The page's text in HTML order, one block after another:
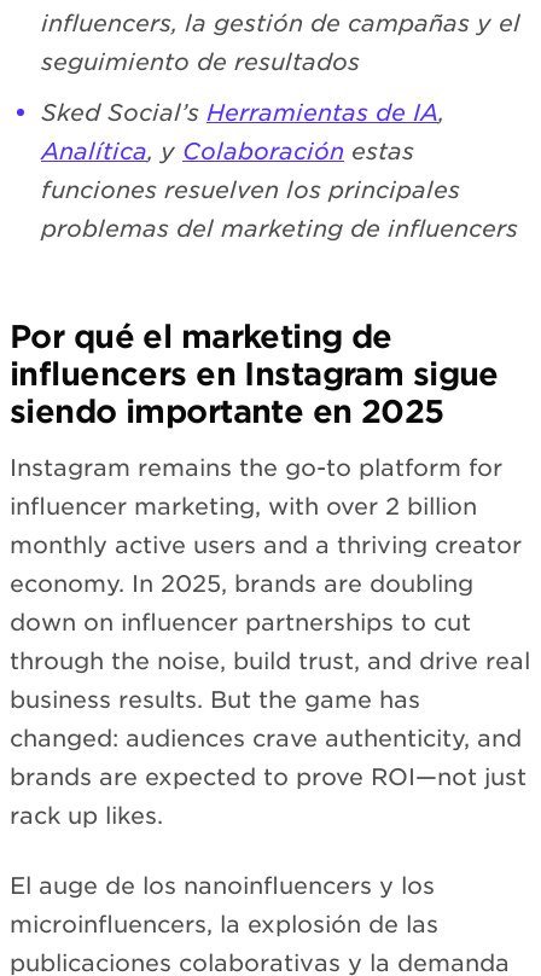
influencers, la gestión de campañas y el
seguimiento de resultados
Sked Social’s Herramientas de IA,
Analítica, y Colaboración estas
funciones resuelven los principales
problemas del marketing de influencers
Por qué el marketing de
influencers en Instagram sigue
siendo importante en 2025
Instagram remains the go-to platform for
influencer marketing, with over 2 billion
monthly active users and a thriving creator
economy. In 2025, brands are doubling
down on influencer partnerships to cut
through the noise, build trust, and drive real
business results. But the game has
changed: audiences crave authenticity, and
brands are expected to prove ROI—not just
rack up likes.
El auge de los nanoinfluencers y los
microinfluencers, la explosión de las
publicaciones colaborativas y la demanda